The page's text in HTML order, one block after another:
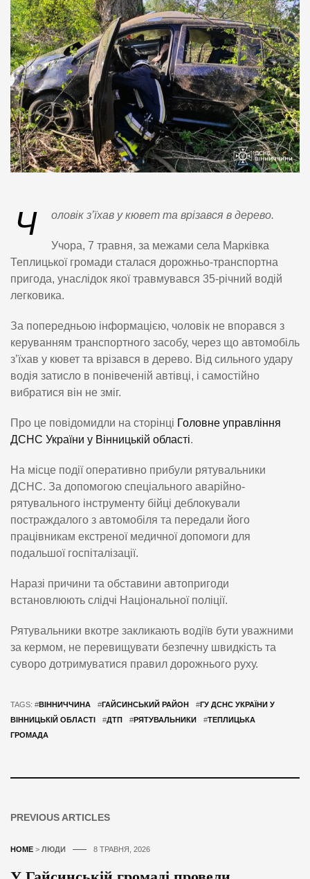
Ч оловік з’їхав у кювет та врізався в дерево.
Учора, 7 травня, за межами села Марківка
Теплицької громади сталася дорожньо-транспортна
пригода, унаслідок якої травмувався 35-річний водій
легковика.
За попередньою інформацією, чоловік не впорався з
керуванням транспортного засобу, через що автомобіль
з’їхав у кювет та врізався в дерево. Від сильного удару
водія затисло в понівеченій автівці, і самостійно
вибратися він не зміг.
Про це повідомидли на сторінці Головне управління
ДСНС України у Вінницькій області.
На місце події оперативно прибули рятувальники
ДСНС. За допомогою спеціального аварійно-
рятувального інструменту бійці деблокували
постраждалого з автомобіля та передали його
працівникам екстреної медичної допомоги для
подальшої госпіталізації.
Наразі причини та обставини автопригоди
встановлюють слідчі Національної поліції.
Рятувальники вкотре закликають водіїв бути уважними
за кермом, не перевищувати безпечну швидкість та
суворо дотримуватися правил дорожнього руху.
TAGS: #ВІННИЧЧИНА #ГАЙСИНСЬКИЙ РАЙОН #ГУ ДСНС УКРАЇНИ У
ВІННИЦЬКІЙ ОБЛАСТІ
#ДТП #РЯТУВАЛЬНИКИ #ТЕПЛИЦЬКА
ГРОМАДА
PREVIOUS ARTICLES
HOME > ЛЮДИ 8 ТРАВНЯ, 2026